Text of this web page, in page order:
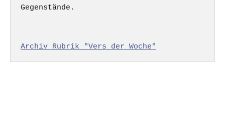
Gegenstände.
Archiv Rubrik "Vers der Woche"